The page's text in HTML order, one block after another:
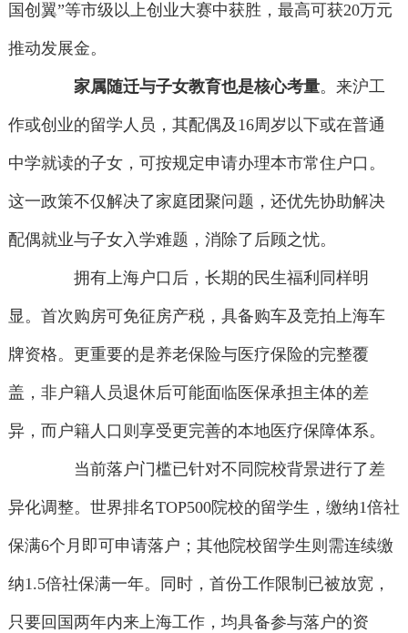
国创翼”等市级以上创业大赛中获胜，最高可获20万元
推动发展金。
家属随迁与子女教育也是核心考量。来沪工
作或创业的留学人员，其配偶及16周岁以下或在普通
中学就读的子女，可按规定申请办理本市常住户口。
这一政策不仅解决了家庭团聚问题，还优先协助解决
配偶就业与子女入学难题，消除了后顾之忧。
拥有上海户口后，长期的民生福利同样明
显。首次购房可免征房产税，具备购车及竞拍上海车
牌资格。更重要的是养老保险与医疗保险的完整覆
盖，非户籍人员退休后可能面临医保承担主体的差
异，而户籍人口则享受更完善的本地医疗保障体系。
当前落户门槛已针对不同院校背景进行了差
异化调整。世界排名TOP500院校的留学生，缴纳1倍社
保满6个月即可申请落户；其他院校留学生则需连续缴
纳1.5倍社保满一年。同时，首份工作限制已被放宽，
只要回国两年内来上海工作，均具备参与落户的资